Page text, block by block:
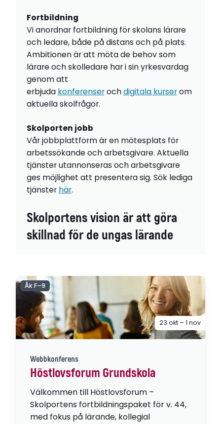
Fortbildning
Vi anordnar fortbildning för skolans lärare
och ledare, både på distans och på plats.
Ambitionen är att möta de behov som
lärare och skolledare har i sin yrkesvardag
genom att
erbjuda konferenserochdigitala kurserom
aktuella skolfrågor.
Skolporten jobb
Vår jobbplattform är en mötesplats för
arbetssökande och arbetsgivare. Aktuella
tjänster utannonseras och arbetsgivare
ges möjlighet att presentera sig. Sök lediga
tjänster här.
Skolportens vision är att göra
skillnad för de ungas lärande
Webbkonferens
Höstlovsforum Grundskola
Välkommen till Höstlovsforum –
Skolportens fortbildningspaket för v. 44,
med fokus på lärande, kollegial
Åk F–9
23 okt – 1 nov